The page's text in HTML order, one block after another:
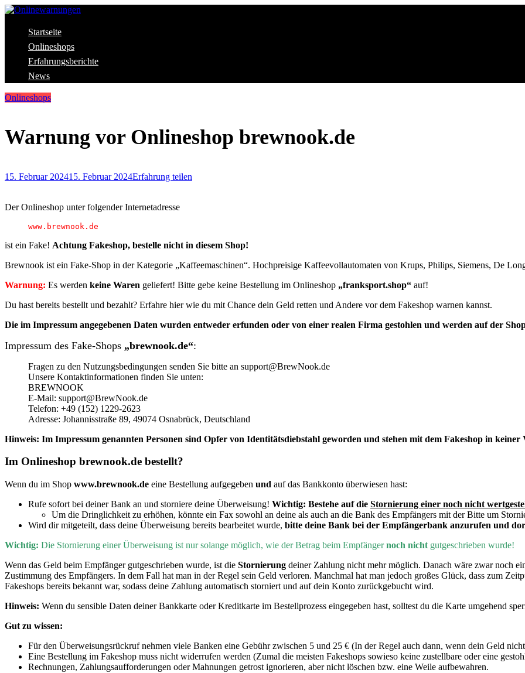
Skip
content
Onlinewarnungen
Aktuelle Warnungen vor Gefahren im Internet
Startseite
Onlineshops
Erfahrungsberichte
News
Onlineshops
Warnung vor Onlineshop brewnook.de
15. Februar 202415. Februar 2024Erfahrung teilen
Der Onlineshop unter folgender Internetadresse
www.brewnook.de
ist ein Fake! Achtung Fakeshop, bestelle nicht in diesem Shop!
Brewnook ist ein Fake-Shop in der Kategorie „Kaffeemaschinen“. Hochpreisige Kaffeevollautomaten von Krups, Philips, Siemens, De
Warnung: Es werden keine Waren geliefert! Bitte gebe keine Bestellung im Onlineshop „franksport.shop“ auf!
Du hast bereits bestellt und bezahlt? Erfahre hier wie du mit Chance dein Geld retten und Andere vor dem Fakeshop warnen kannst.
Die im Impressum angegebenen Daten wurden entweder erfunden oder von einer realen Firma gestohlen und werden auf der
Impressum des Fake-Shops „brewnook.de“:
Fragen zu den Nutzungsbedingungen senden Sie bitte an support@BrewNook.de
Unsere Kontaktinformationen finden Sie unten:
BREWNOOK
E-Mail: support@BrewNook.de
Telefon: +49 (152) 1229-2623
Adresse: Johannisstraße 89, 49074 Osnabrück, Deutschland
Hinweis: Im Impressum genannten Personen sind Opfer von Identitätsdiebstahl geworden und stehen mit dem Fakeshop in keiner
Im Onlineshop brewnook.de bestellt?
Wenn du im Shop www.brewnook.de eine Bestellung aufgegeben und auf das Bankkonto überwiesen hast:
Rufe sofort bei deiner Bank an und storniere deine Überweisung! Wichtig: Bestehe auf die Stornierung einer noch nicht
Um die Dringlichkeit zu erhöhen, könnte ein Fax sowohl an deine als auch an die Bank des Empfängers mit der Bitte um
Wird dir mitgeteilt, dass deine Überweisung bereits bearbeitet wurde, bitte deine Bank bei der Empfängerbank anzurufen und
Wichtig: Die Stornierung einer Überweisung ist nur solange möglich, wie der Betrag beim Empfängernoch nicht gutgeschrieben wurde!
Wenn das Geld beim Empfänger gutgeschrieben wurde, ist die Stornierung deiner Zahlung nicht mehr möglich. Danach wäre zwar noch
Zustimmung des Empfängers. In dem Fall hat man in der Regel sein Geld verloren. Manchmal hat man jedoch großes Glück, dass zum
Fakeshops bereits bekannt war, sodass deine Zahlung automatisch storniert und auf dein Konto zurückgebucht wird.
Hinweis: Wenn du sensible Daten deiner Bankkarte oder Kreditkarte im Bestellprozess eingegeben hast, solltest du die Karte umgehend
Gut zu wissen:
Für den Überweisungsrückruf nehmen viele Banken eine Gebühr zwischen 5 und 25 € (In der Regel auch dann, wenn dein Geld
Eine Bestellung im Fakeshop muss nicht widerrufen werden (Zumal die meisten Fakeshops sowieso keine zustellbare oder eine
Rechnungen, Zahlungsaufforderungen oder Mahnungen getrost ignorieren, aber nicht löschen bzw. eine Weile aufbewahren.